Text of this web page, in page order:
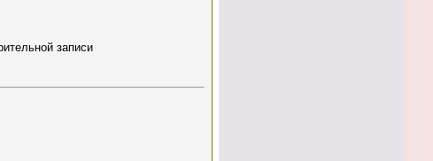
записи